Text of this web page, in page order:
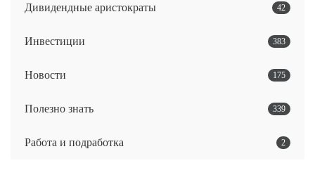
Дивидендные аристократы 42
Инвестиции 383
Новости 175
Полезно знать 339
Работа и подработка 2